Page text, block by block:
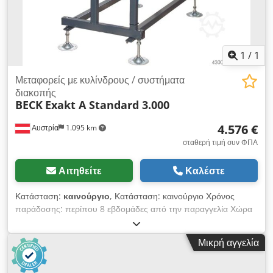
1 / 1
Αυστρία 1.095 km
Μεταφορείς με κυλίνδρους / συστήματα
διακοπής
BECK Exakt A Standard 3.000
4.576 €
σταθερή τιμή συν ΦΠΑ
Αιτηθείτε Καλέστε
Κατάσταση: καινούργιο, Κατάσταση: καινούργιο Χρόνος
παράδοσης: περίπου 8 εβδομάδες από την παραγγελία Χώρα
προέλευσης: Γερμανία Τιμή: 4.576 € Μήκος: 3.000 mm Ύψος
εργασίας: 820 - 940 mm Μέγ. ικανότητα φόρτωσης ανά μέτρο:
300 kg/m Πλάτος κυλίνδρου: 350 mm Διάμετρος κυλίνδρου:
63 x 3 mm Διάμετρος άξονα: 15 mm Μέγ. μήκος μέτρησης:
Μικρή αγγελία